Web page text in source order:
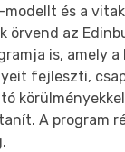
modellt és a
örvend az
is, amely a
fejleszti,
A program